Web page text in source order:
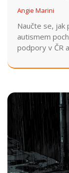
podporu v
Angie Marini
Naučte se, jak
autismem
podpory v ČR